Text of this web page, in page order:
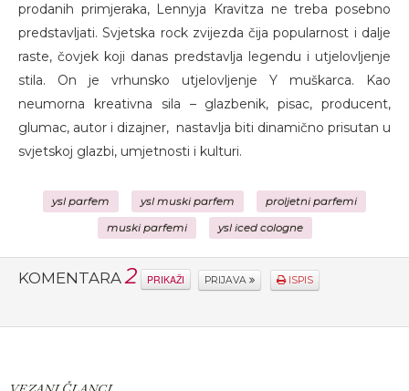
prodanih primjeraka, Lennyja Kravitza ne treba posebno
predstavljati. Svjetska rock zvijezda čija popularnost i dalje
raste, čovjek koji danas predstavlja legendu i utjelovljenje
stila. On je vrhunsko utjelovljenje Y muškarca. Kao
neumorna kreativna sila – glazbenik, pisac, producent,
glumac, autor i dizajner, nastavlja biti dinamično prisutan u
svjetskoj glazbi, umjetnosti i kulturi.
ysl parfem ysl muski parfem proljetni parfemi
muski parfemi ysl iced cologne
KOMENTARA2 PRIKAŽI PRIJAVA ISPIS